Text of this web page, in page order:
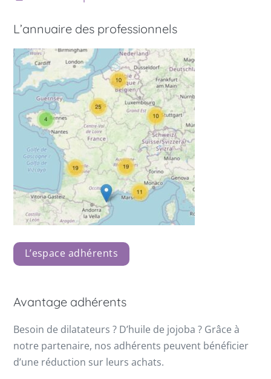
L’annuaire des professionnels
L’espace adhérents
Avantage adhérents
Besoin de dilatateurs ? D’huile de jojoba ? Grâce à
notre partenaire, nos adhérents peuvent bénéficier
d’une réduction sur leurs achats.